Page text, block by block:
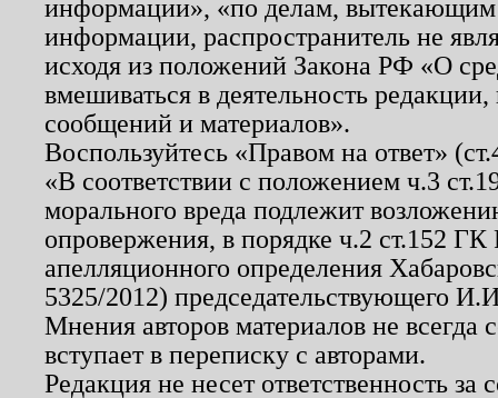
информации», «по делам, вытекающим
информации, распространитель не
исходя из положений Закона РФ «О
вмешиваться в деятельность
сообщений и материалов».
Воспользуйтесь «Правом на ответ»
«В соответствии с положением ч.3
морального вреда подлежит
опровержения, в порядке ч.2 ст.152
апелляционного определения
5325/2012) председательствующего
Мнения авторов материалов не
вступает в переписку с авторами.
Редакция не несет ответственность